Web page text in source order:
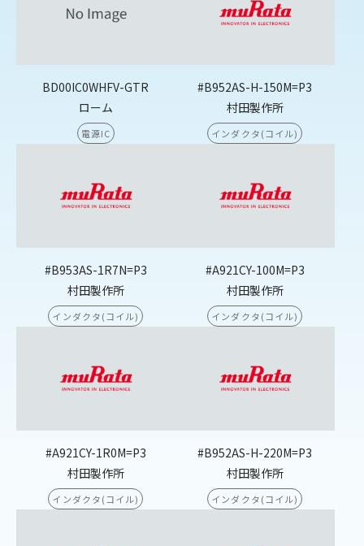
BD00IC0WHFV-GTR
ローム
電源IC
#B952AS-H-150M=P3
村田製作所
インダクタ(コイル)
#B953AS-1R7N=P3
村田製作所
インダクタ(コイル)
#A921CY-100M=P3
村田製作所
インダクタ(コイル)
#A921CY-1R0M=P3
村田製作所
インダクタ(コイル)
#B952AS-H-220M=P3
村田製作所
インダクタ(コイル)